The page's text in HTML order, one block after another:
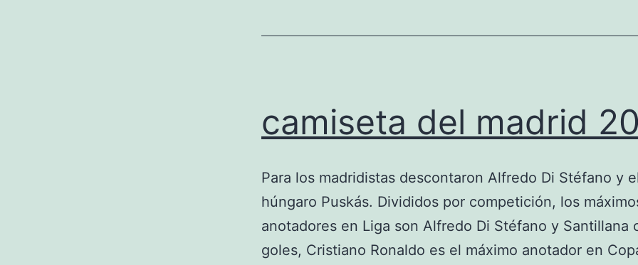
camiseta del madrid
Para los madridistas descontaron Alfredo Di Stéfano y
húngaro Puskás. Divididos por competición, los
anotadores en Liga son Alfredo Di Stéfano y Santillana
goles, Cristiano Ronaldo es el máximo anotador en